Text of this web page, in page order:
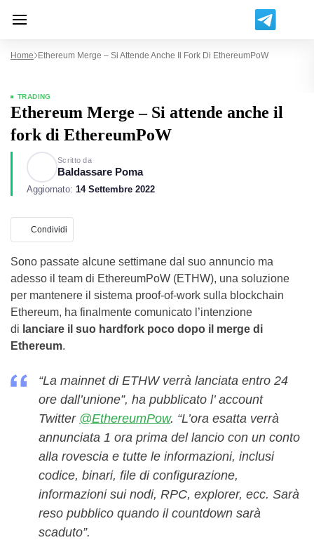
Home Ethereum Merge – Si Attende Anche Il Fork Di EthereumPoW
TRADING
Ethereum Merge – Si attende anche il
fork di EthereumPoW
Scritto da
Baldassare Poma
Aggiornato: 14 Settembre 2022
Condividi
Sono passate alcune settimane dal suo annuncio ma
adesso il team di EthereumPoW (ETHW), una soluzione
per mantenere il sistema proof-of-work sulla blockchain
Ethereum, ha finalmente comunicato l’intenzione
di lanciare il suo hardfork poco dopo il merge di
Ethereum.
“La mainnet di ETHW verrà lanciata entro 24
ore dall’unione”, ha pubblicato l’ account
Twitter @EthereumPow. “L’ora esatta verrà
annunciata 1 ora prima del lancio con un conto
alla rovescia e tutte le informazioni, inclusi
codice, binari, file di configurazione,
informazioni sui nodi, RPC, explorer, ecc. Sarà
reso pubblico quando il countdown sarà
scaduto”.